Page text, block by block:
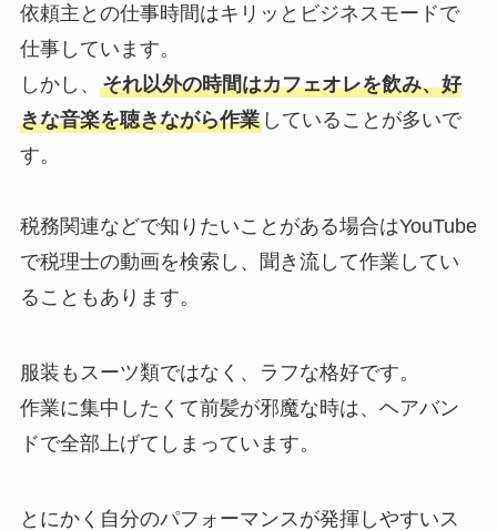
依頼主との仕事時間はキリッとビジネスモードで
仕事しています。
しかし、 それ以外の時間はカフェオレを飲み、好
きな音楽を聴きながら作業していることが多いで
す。
税務関連などで知りたいことがある場合はYouTube
で税理士の動画を検索し、聞き流して作業してい
ることもあります。
服装もスーツ類ではなく、ラフな格好です。
作業に集中したくて前髪が邪魔な時は、ヘアバン
ドで全部上げてしまっています。
とにかく自分のパフォーマンスが発揮しやすいス